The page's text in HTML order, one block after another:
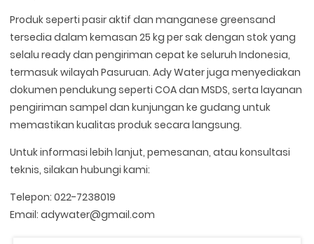
Produk seperti pasir aktif dan manganese greensand
tersedia dalam kemasan 25 kg per sak dengan stok yang
selalu ready dan pengiriman cepat ke seluruh Indonesia,
termasuk wilayah Pasuruan. Ady Water juga menyediakan
dokumen pendukung seperti COA dan MSDS, serta layanan
pengiriman sampel dan kunjungan ke gudang untuk
memastikan kualitas produk secara langsung.
Untuk informasi lebih lanjut, pemesanan, atau konsultasi
teknis, silakan hubungi kami:
Telepon: 022-7238019
Email: adywater@gmail.com